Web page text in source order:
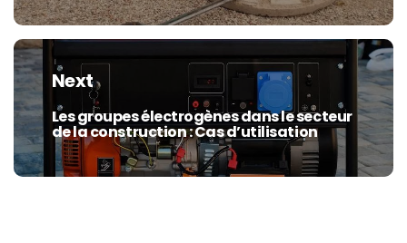
Next
Next
post:
Les groupes électrogènes dans le secteur
de la construction : Cas d’utilisation